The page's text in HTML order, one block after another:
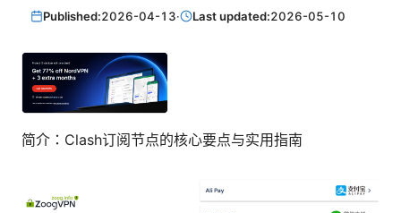
Published:2026-04-13· Last updated:2026-05-10
简介：Clash订阅节点的核心要点与实用指南